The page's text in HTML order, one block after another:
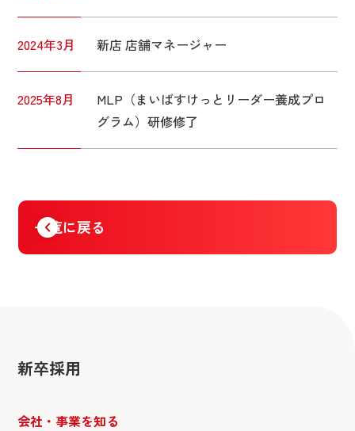
2024年3月 新店 店舗マネージャー
2025年8月
MLP（まいばすけっとリーダー養成プロ
グラム）研修修了
一覧に戻る
新卒採用
会社・事業を知る